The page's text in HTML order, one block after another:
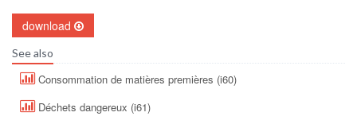
download
See also
Consommation de matières premières (i60)
Déchets dangereux (i61)